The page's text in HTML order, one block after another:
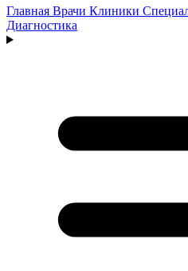
Главная Врачи Клиники
Диагностика